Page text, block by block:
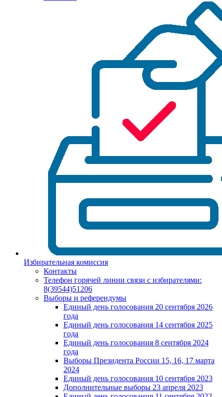
Избирательная комиссия
Контакты
Телефон горячей линии связи с избирателями:
8(39544)51206
Выборы и референдумы
Единый день голосования 20 сентября 2026
года
Единый день голосования 14 сентября 2025
года
Единый день голосования 8 сентября 2024
года
Выборы Президента России 15, 16, 17 марта
2024
Единый день голосования 10 сентября 2023
Дополнительные выборы 23 апреля 2023